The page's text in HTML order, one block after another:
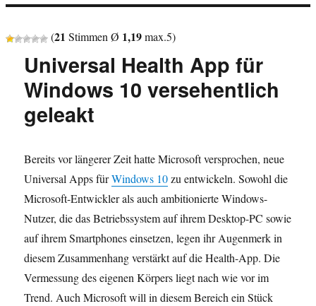
(21 Stimmen Ø 1,19max.5)
Universal Health App für
Windows 10 versehentlich
geleakt
Bereits vor längerer Zeit hatte Microsoft versprochen, neue
Universal Apps fürWindows 10zu entwickeln. Sowohl die
Microsoft-Entwickler als auch ambitionierte Windows-
Nutzer, die das Betriebssystem auf ihrem Desktop-PC sowie
auf ihrem Smartphones einsetzen, legen ihr Augenmerk in
diesem Zusammenhang verstärkt auf die Health-App. Die
Vermessung des eigenen Körpers liegt nach wie vor im
Trend. Auch Microsoft will in diesem Bereich ein Stück